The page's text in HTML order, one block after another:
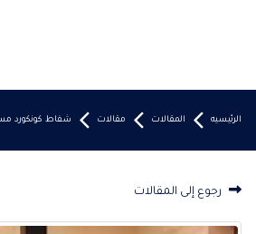
الرئيسيه المقالات مقالات شفاط كونكورد
رجوع إلى المقالات